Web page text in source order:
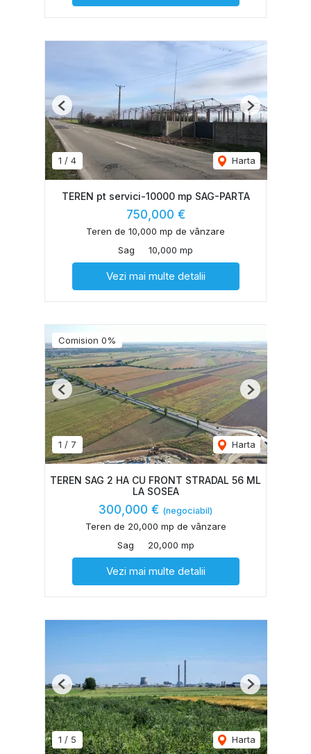
1 / 4 Harta
Previous Next
TEREN pt servici-10000 mp SAG-PARTA
750,000 €
Teren de 10,000 mp de vânzare
Sag
10,000 mp
Vezi mai multe detalii
Comision 0%
1 / 7 Harta
Previous Next
TEREN SAG 2 HA CU FRONT STRADAL 56 ML
LA SOSEA
300,000 € (negociabil)
Teren de 20,000 mp de vânzare
Sag
20,000 mp
Vezi mai multe detalii
1 / 5 Harta
Previous Next